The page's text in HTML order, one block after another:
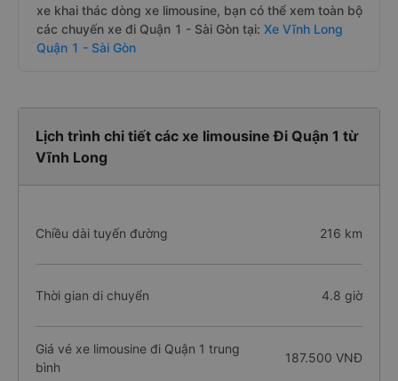
xe khai thác dòng xe limousine, bạn có thể xem toàn bộ
các chuyến xe đi Quận 1 - Sài Gòn tại: Xe Vĩnh Long
Quận 1 - Sài Gòn
Lịch trình chi tiết các xe limousine Đi Quận 1 từ
Vĩnh Long
Chiều dài tuyến đường 216 km
Thời gian di chuyển 4.8 giờ
Giá vé xe limousine đi Quận 1 trung
bình
187.500 VNĐ